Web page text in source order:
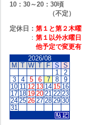
10：30～20：30頃
（不定）
定休日： 第１と第２木曜
： 第１以外水曜日
他予定で変更有
2026/08
M T W T F S S
1
2
3
4 5 6 7 8
9
10 11 12 13 14 15 16
17 18 19 20 21 22 23
24 25 26 27 28 29 30
31